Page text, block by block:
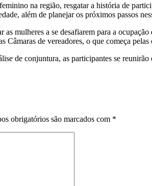
na região, resgatar a história de
além de planejar os próximos passos
mulheres a se desafiarem para a
de vereadores, o que começa pelas
de conjuntura, as participantes se
obrigatórios são marcados com *